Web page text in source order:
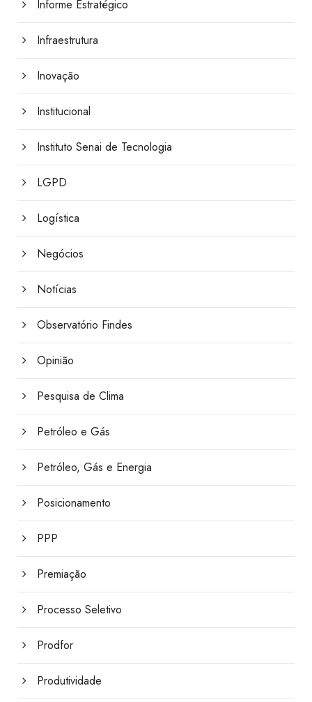
Informe Estratégico
Infraestrutura
Inovação
Institucional
Instituto Senai de Tecnologia
LGPD
Logística
Negócios
Notícias
Observatório Findes
Opinião
Pesquisa de Clima
Petróleo e Gás
Petróleo, Gás e Energia
Posicionamento
PPP
Premiação
Processo Seletivo
Prodfor
Produtividade